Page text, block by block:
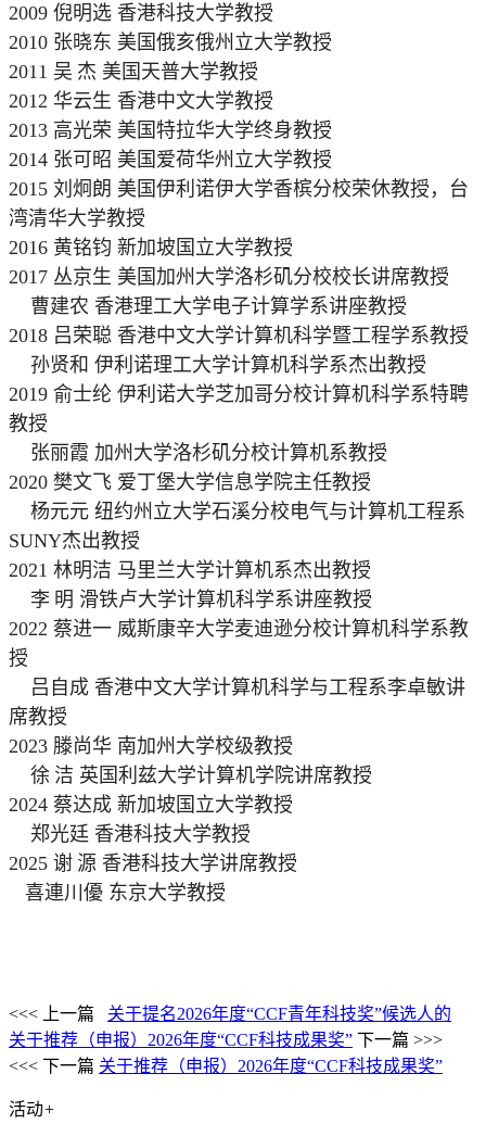
2009 倪明选 香港科技大学教授
2010 张晓东 美国俄亥俄州立大学教授
2011 吴 杰 美国天普大学教授
2012 华云生 香港中文大学教授
2013 高光荣 美国特拉华大学终身教授
2014 张可昭 美国爱荷华州立大学教授
2015 刘炯朗 美国伊利诺伊大学香槟分校荣休教授，台
湾清华大学教授
2016 黄铭钧 新加坡国立大学教授
2017 丛京生 美国加州大学洛杉矶分校校长讲席教授
曹建农 香港理工大学电子计算学系讲座教授
2018 吕荣聪 香港中文大学计算机科学暨工程学系教授
孙贤和 伊利诺理工大学计算机科学系杰出教授
2019 俞士纶 伊利诺大学芝加哥分校计算机科学系特聘
教授
张丽霞 加州大学洛杉矶分校计算机系教授
2020 樊文飞 爱丁堡大学信息学院主任教授
杨元元 纽约州立大学石溪分校电气与计算机工程系
SUNY杰出教授
2021 林明洁 马里兰大学计算机系杰出教授
李 明 滑铁卢大学计算机科学系讲座教授
2022 蔡进一 威斯康辛大学麦迪逊分校计算机科学系教
授
吕自成 香港中文大学计算机科学与工程系李卓敏讲
席教授
2023 滕尚华 南加州大学校级教授
徐 洁 英国利兹大学计算机学院讲席教授
2024 蔡达成 新加坡国立大学教授
郑光廷 香港科技大学教授
2025 谢 源 香港科技大学讲席教授
喜連川優 东京大学教授
<<< 上一篇
关于提名2026年度“CCF青年科技奖”候选人的
关于推荐（申报）2026年度“CCF科技成果奖” 下一篇 >>>
<<< 下一篇 关于推荐（申报）2026年度“CCF科技成果奖”
活动+